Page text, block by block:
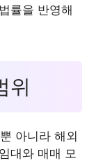
률을 반영해
위
아니라 해외
대와 매매 모